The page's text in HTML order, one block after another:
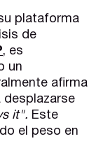
plataforma
de
, es
un
afirma
desplazarse
it". Este
el peso en